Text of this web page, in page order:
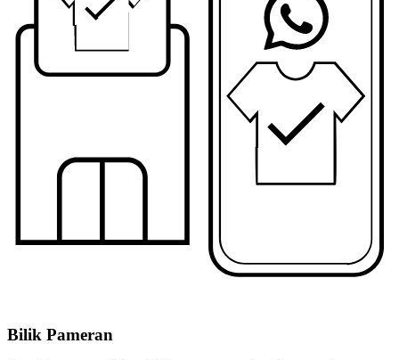
Bilik Pameran